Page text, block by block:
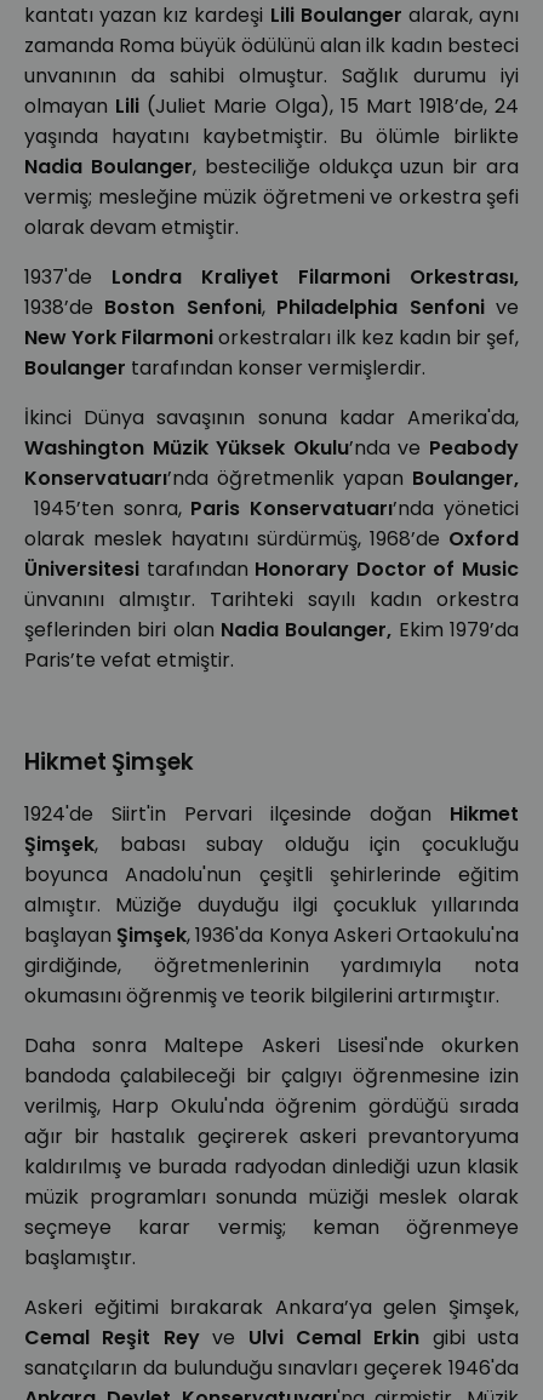
kantatı yazan kız kardeşi Lili Boulanger alarak, aynı
zamanda Roma büyük ödülünü alan ilk kadın besteci
unvanının da sahibi olmuştur. Sağlık durumu iyi
olmayan Lili (Juliet Marie Olga), 15 Mart 1918’de, 24
yaşında hayatını kaybetmiştir. Bu ölümle birlikte
Nadia Boulanger, besteciliğe oldukça uzun bir ara
vermiş; mesleğine müzik öğretmeni ve orkestra şefi
olarak devam etmiştir.
1937'de Londra Kraliyet Filarmoni Orkestrası,
1938’de Boston Senfoni, Philadelphia Senfonive
New York Filarmoniorkestraları ilk kez kadın bir şef,
Boulanger tarafından konser vermişlerdir.
İkinci Dünya savaşının sonuna kadar Amerika'da,
Washington Müzik Yüksek Okulu’nda ve Peabody
Konservatuarı’nda öğretmenlik yapan Boulanger,
1945’ten sonra, Paris Konservatuarı’nda yönetici
olarak meslek hayatını sürdürmüş, 1968’de Oxford
Üniversitesi tarafından Honorary Doctor of Music
ünvanını almıştır. Tarihteki sayılı kadın orkestra
şeflerinden biri olan Nadia Boulanger, Ekim 1979’da
Paris’te vefat etmiştir.
Hikmet Şimşek
1924'de Siirt'in Pervari ilçesinde doğan Hikmet
Şimşek, babası subay olduğu için çocukluğu
boyunca Anadolu'nun çeşitli şehirlerinde eğitim
almıştır. Müziğe duyduğu ilgi çocukluk yıllarında
başlayan Şimşek, 1936'da Konya Askeri Ortaokulu'na
girdiğinde, öğretmenlerinin yardımıyla nota
okumasını öğrenmiş ve teorik bilgilerini artırmıştır.
Daha sonra Maltepe Askeri Lisesi'nde okurken
bandoda çalabileceği bir çalgıyı öğrenmesine izin
verilmiş, Harp Okulu'nda öğrenim gördüğü sırada
ağır bir hastalık geçirerek askeri prevantoryuma
kaldırılmış ve burada radyodan dinlediği uzun klasik
müzik programları sonunda müziği meslek olarak
seçmeye karar vermiş; keman öğrenmeye
başlamıştır.
Askeri eğitimi bırakarak Ankara’ya gelen Şimşek,
Cemal Reşit Reyve Ulvi Cemal Erkin gibi usta
sanatçıların da bulunduğu sınavları geçerek 1946'da